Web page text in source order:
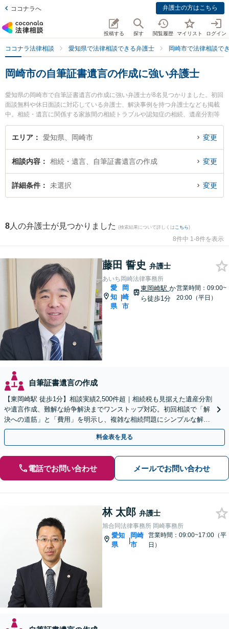
ココナラへ 弁護士の方はこちら
投稿する 探す 閲覧履歴 マイリスト ログイン
ココナラ法律相談 愛知県で法律相談できる弁護士 岡崎市で法律相談で
岡崎市の自筆証書遺言の作成に強い弁護士
愛知県の岡崎市で自筆証書遺言の作成に強い弁護士が8名見つかりました。初回
面談無料や休日面談に対応している弁護士、解決事例を持つ弁護士なども掲載
中。相続・遺言に関係する家族間の相続トラブルや認知症の相続、遺産分割等
の細かな分野での絞り込み検索もでき便利です。特にあいち岡崎法律事務所の
藤田 誓史弁護士や旭合同法律事務所 岡崎事務所の林 太郎弁護士、ベリーベス
遺言の作成のトラブルを今すぐに弁護士に相談したい』『自筆証書遺言の作成
のトラブル解決の実績豊富な近くの弁護士を検索したい』『初回相談無料で自
筆証書遺言の作成を法律相談できる岡崎市内の弁護士に相談予約したい』など
エリア 愛知県、岡崎市 変更
相談内容 相続・遺言、自筆証書遺言の作成 変更
詳細条件 未選択 変更
8 人の弁護士が見つかりました (検索結果について詳しくは こちら)
8件中 1-8件を表示
藤田 誓史 弁護士
あいち岡崎法律事務所
愛
知
県
|
岡
崎
市
東岡崎駅 か
ら徒歩1分
営業時間：09:00~
20:00（平日）
自筆証書遺言の作成
【東岡崎駅 徒歩1分】相談実績2,500件超｜相続税も見据えた遺産分割
や遺言作成、難解な紛争解決までワンストップ対応。初回相談で「解
決への道筋」と「費用」を明示し、複雑な相続問題にシンプルな解決
策を提案します。
料金表を見る
電話でお問い合わせ メールでお問い合わせ
林 太郎 弁護士
旭合同法律事務所 岡崎事務所
愛知
県
|
岡崎
市
営業時間：09:00~17:00（平
日）